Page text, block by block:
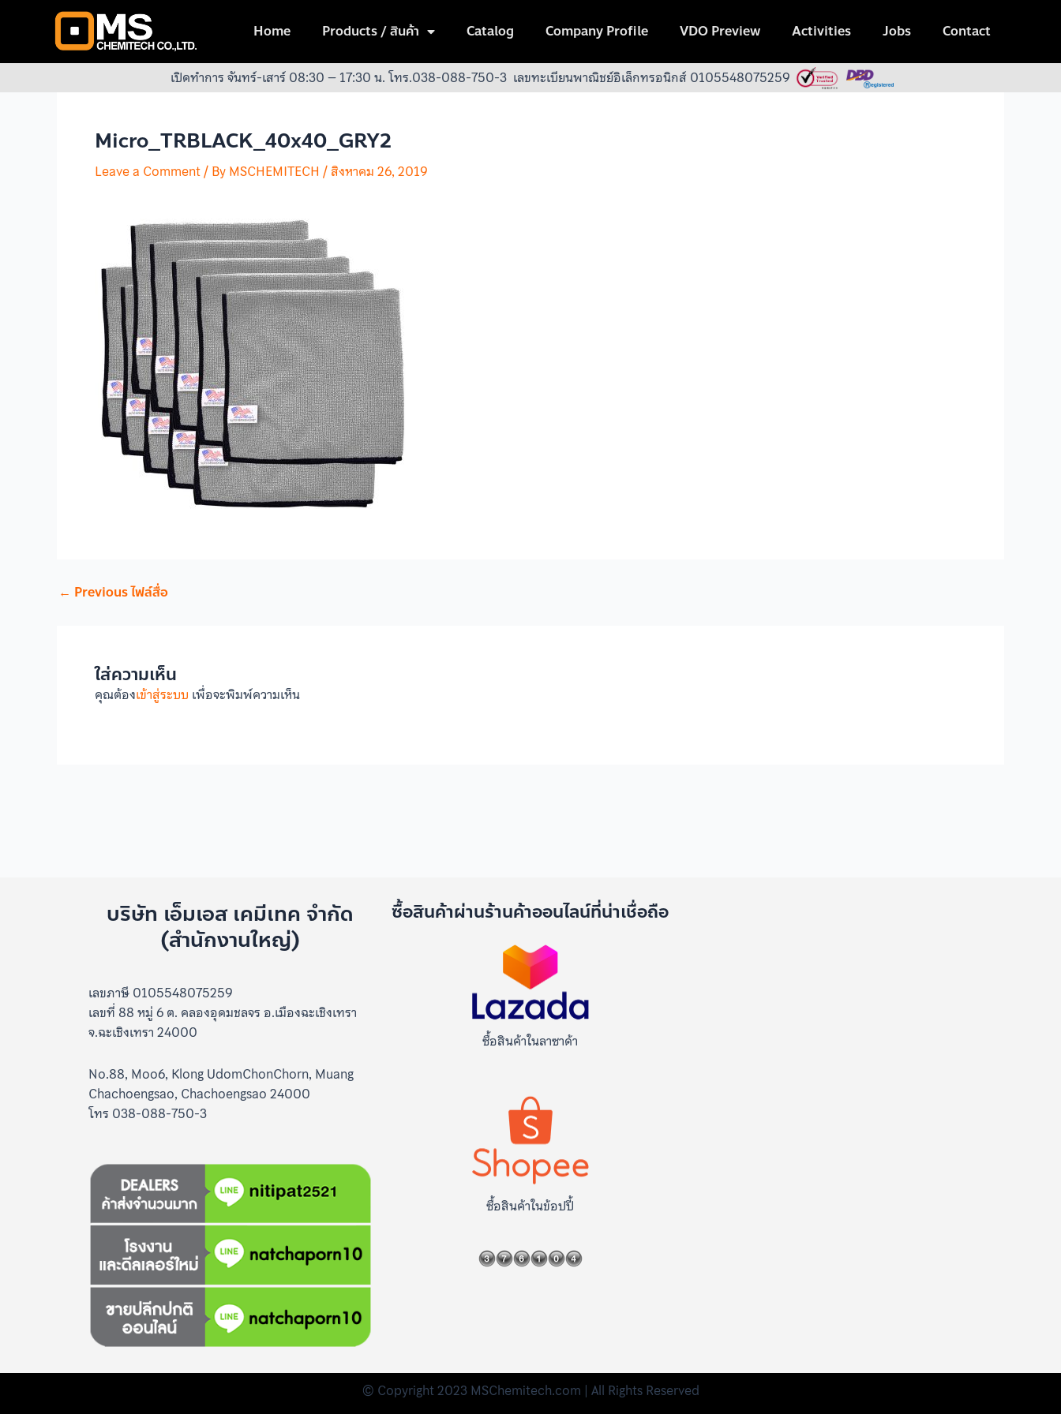
Home Products / สินค้า Catalog Company Profile VDO Preview Activities Jobs Contact
เปิดทำการ จันทร์-เสาร์ 08:30 – 17:30 น.โทร.038-088-750-3 เลขทะเบียนพาณิชย์อิเล็กทรอนิกส์ 0105548075259
Micro_TRBLACK_40x40_GRY2
Leave a Comment/ ByMSCHEMITECH /สิงหาคม 26, 2019
Post
navigation
← Previous ไฟล์สื่อ
ใส่ความเห็น
คุณต้องเข้าสู่ระบบ เพื่อจะพิมพ์ความเห็น
บริษัท เอ็มเอส เคมีเทค จำกัด
(สำนักงานใหญ่)
เลขภาษี 0105548075259
เลขที่ 88 หมู่ 6 ต. คลองอุดมชลจร อ.เมืองฉะเชิงเทรา
จ.ฉะเชิงเทรา 24000
No.88, Moo6, Klong UdomChonChorn, Muang
Chachoengsao, Chachoengsao 24000
โทร 038-088-750-3
ซื้อสินค้าผ่านร้านค้าออนไลน์ที่น่าเชื่อถือ
ซื้อสินค้าในลาซาด้า
ซื้อสินค้าในข้อปปี้
© Copyright 2023 MSChemitech.com | All Rights Reserved